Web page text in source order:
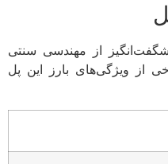
از مهندسی سنتی
ویژگی‌های بارز این پل